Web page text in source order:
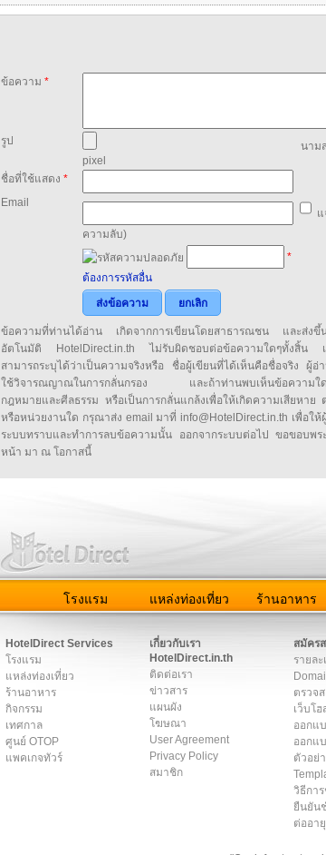
ข้อความ *
รูป
นาม
pixel
ชื่อที่ใช้แสดง *
Email
แ
ความลับ)
*
ต้องการรหัสอื่น
ส่งข้อความ
ยกเลิก
ข้อความที่ท่านได้อ่าน เกิดจากการเขียนโดยสาธารณชน และส่งขึ้
อัตโนมัติ HotelDirect.in.th ไม่รับผิดชอบต่อข้อความใดๆทั้งสิ้น เ
สามารถระบุได้ว่าเป็นความจริงหรือ ชื่อผู้เขียนที่ได้เห็นคือชื่อจริง ผู้อ่
ใช้วิจารณญาณในการกลั่นกรอง และถ้าท่านพบเห็นข้อความใ
กฎหมายและศีลธรรม หรือเป็นการกลั่นแกล้งเพื่อให้เกิดความเสียหาย
หรือหน่วยงานใด กรุณาส่ง email มาที่ info@HotelDirect.in.th เพื่อใ
ระบบทราบและทำการลบข้อความนั้น ออกจากระบบต่อไป ขอขอบพร
หน้า มา ณ โอกาสนี้
โรงแรม แหล่งท่องเที่ยว ร้านอาหาร
HotelDirect Services
โรงแรม
แหล่งท่องเที่ยว
ร้านอาหาร
กิจกรรม
เทศกาล
ศูนย์ OTOP
แพคเกจทัวร์
เกี่ยวกับเรา
HotelDirect.in.th
ติดต่อเรา
ข่าวสาร
แผนผัง
โฆษณา
User Agreement
Privacy Policy
สมาชิก
สมัคร
รายล
ตรวจ
เว็บโฮ
ออกแ
ออกแ
ตัวอย่
วิธีการ
ยืนยัน
ต่ออายุ